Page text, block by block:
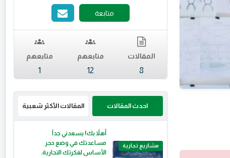
متابعة
المقالات
8
متابعهم
12
متابعهم
1
احدث المقالات المقالات الأكثر شعبية
مشاريع تجارية
أهلاً بك! يسعدني جداً
مساعدتك في وضع حجر
الأساس لفكرتك التجارية.